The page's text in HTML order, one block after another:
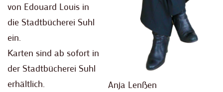
Anja Lenßen
von Edouard Louis in
die Stadtbücherei Suhl
ein.
Karten sind ab sofort in
der Stadtbücherei Suhl
erhältlich.